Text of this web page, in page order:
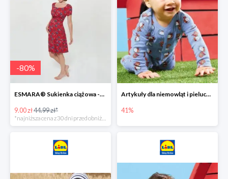
-80%
ESMARA® Sukienka ciążowa -79%
9.00 zł44.99 zł*
Artykuły dla niemowląt i pieluchy w Lidlu Online do -41%
41%